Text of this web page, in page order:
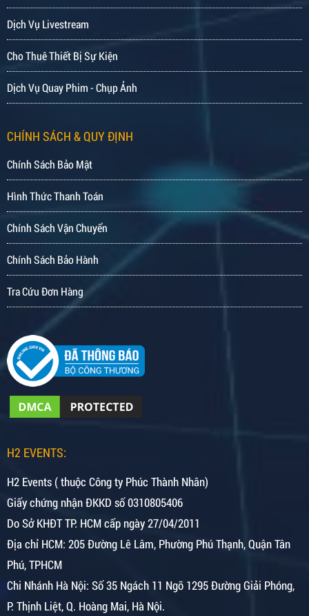
H2 EVENTS:
H2 Events ( thuộc Công ty Phúc Thành Nhân)
Giấy chứng nhận ĐKKD số 0310805406
Do Sở KHĐT TP. HCM cấp ngày 27/04/2011
Địa chỉ HCM: 205 Đường Lê Lâm, Phường Phú Thạnh, Quận Tân
Phú, TPHCM
Chi Nhánh Hà Nội: Số 35 Ngách 11 Ngõ 1295 Đường Giải Phóng,
P. Thịnh Liệt, Q. Hoàng Mai, Hà Nội.
Dịch Vụ Livestream
Cho Thuê Thiết Bị Sự Kiện
Dịch Vụ Quay Phim - Chụp Ảnh
CHÍNH SÁCH & QUY ĐỊNH
Chính Sách Bảo Mật
Hình Thức Thanh Toán
Chính Sách Vận Chuyển
Chính Sách Bảo Hành
Tra Cứu Đơn Hàng